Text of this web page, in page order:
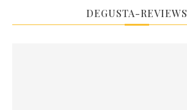
DEGUSTA-REVIEWS